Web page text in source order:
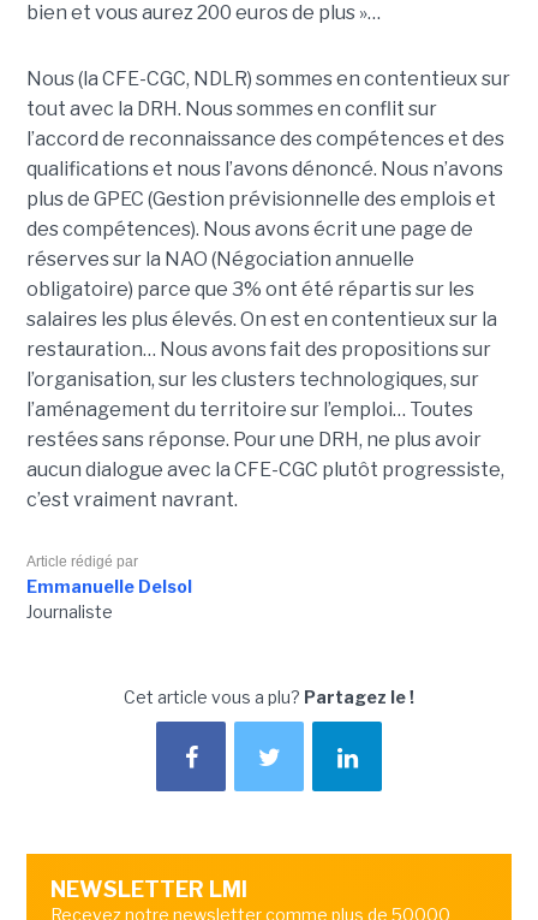
bien et vous aurez 200 euros de plus »…
Nous (la CFE-CGC, NDLR) sommes en contentieux sur
tout avec la DRH. Nous sommes en conflit sur
l’accord de reconnaissance des compétences et des
qualifications et nous l’avons dénoncé. Nous n’avons
plus de GPEC (Gestion prévisionnelle des emplois et
des compétences). Nous avons écrit une page de
réserves sur la NAO (Négociation annuelle
obligatoire) parce que 3% ont été répartis sur les
salaires les plus élevés. On est en contentieux sur la
restauration… Nous avons fait des propositions sur
l’organisation, sur les clusters technologiques, sur
l’aménagement du territoire sur l’emploi… Toutes
restées sans réponse. Pour une DRH, ne plus avoir
aucun dialogue avec la CFE-CGC plutôt progressiste,
c’est vraiment navrant.
Article rédigé par
Emmanuelle Delsol
Journaliste
Cet article vous a plu? Partagez le !
NEWSLETTER LMI
Recevez notre newsletter comme plus de 50000